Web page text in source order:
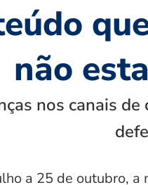
não
nos canais
a 25 de outubro,